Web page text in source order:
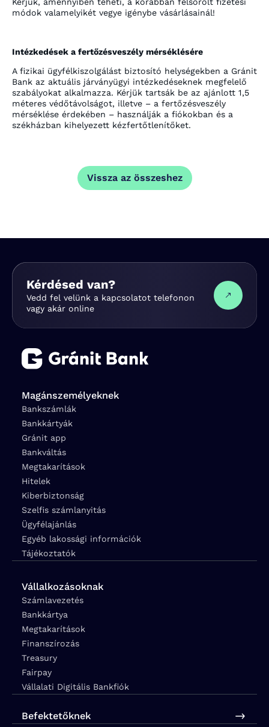
Kérjük, amennyiben teheti, a korábban felsorolt fizetési
módok valamelyikét vegye igénybe vásárlásainál!
Intézkedések a fertőzésveszély mérséklésére
A fizikai ügyfélkiszolgálást biztosító helységekben a Gránit
Bank az aktuális járványügyi intézkedéseknek megfelelő
szabályokat alkalmazza. Kérjük tartsák be az ajánlott 1,5
méteres védőtávolságot, illetve – a fertőzésveszély
mérséklése érdekében – használják a fiókokban és a
székházban kihelyezett kézfertőtlenítőket.
Vissza az összeshez
Kérdésed van?
Vedd fel velünk a kapcsolatot telefonon
vagy akár online
Magánszemélyeknek
Bankszámlák
Bankkártyák
Gránit app
Bankváltás
Megtakarítások
Hitelek
Kiberbiztonság
Szelfis számlanyitás
Ügyfélajánlás
Egyéb lakossági információk
Tájékoztatók
Vállalkozásoknak
Számlavezetés
Bankkártya
Megtakarítások
Finanszírozás
Treasury
Fairpay
Vállalati Digitális Bankfiók
Befektetőknek